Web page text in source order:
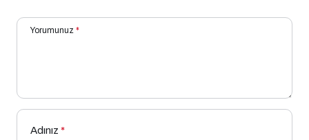
Yorumunuz *
Adınız *